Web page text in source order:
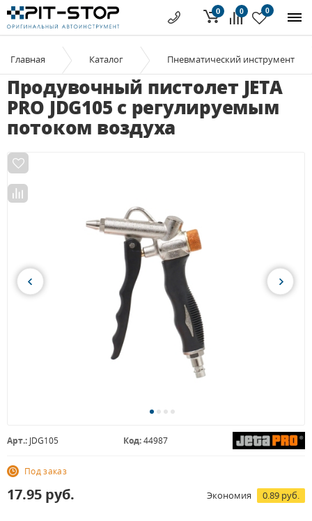
0 0
0
Главная Каталог Пневматический инструмент
Продувочный пистолет JETA
PRO JDG105 с регулируемым
потоком воздуха
Арт.: JDG105 Код:44987
Под заказ
17.95 руб. Экономия 0.89 руб.